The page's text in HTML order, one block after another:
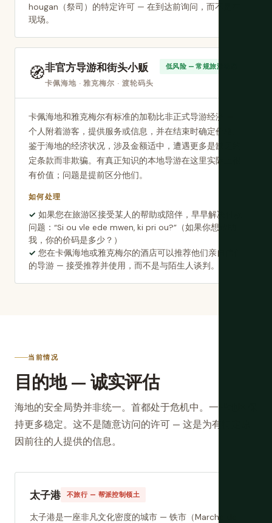
hougan（祭司）的特定许可 — 在到达前询问，而不是在
现场。
🧭非官方导游和街头小贩
卡佩海地 · 雅克梅尔 · 渡轮码头
低风险 — 常规旅游动态
卡佩海地和雅克梅尔有标准的加勒比非正式导游经济 —
个人附着游客，提供服务或信息，并在结束时确定价格。
鉴于海地的经济状况，涉及金额适中，遭遇更多是缺乏约
定条款而非欺骗。有真正知识的本地导游在这里实际上很
有价值；问题是提前区分他们。
如何处理
如果您在旅游区接受某人的帮助或陪伴，早早解决付款
问题：“Si ou vle ede mwen, ki pri ou?”（如果你想帮助
我，你的价码是多少？）
您在卡佩海地或雅克梅尔的酒店可以推荐他们亲自信任
的导游 — 接受推荐并使用，而不是与陌生人谈判。
当前情况
目的地 — 诚实评估
海地的安全局势并非统一。首都处于危机中。一些地区保
持更多稳定。这不是随意访问的许可 — 这是为有特定原
因前往的人提供的信息。
太子港 不旅行 — 帮派控制领土
太子港是一座非凡文化密度的城市 — 铁市（Marché de